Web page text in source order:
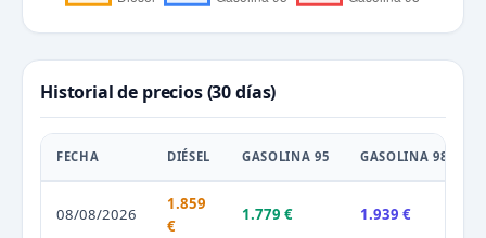
Historial de precios (30 días)
FECHA DIÉSEL GASOLINA 95 GASOLINA 98
08/08/2026
1.859
€
1.779 € 1.939 €